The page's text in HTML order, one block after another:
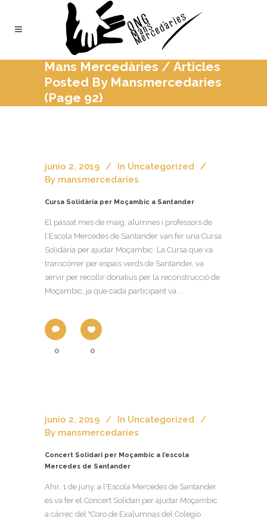
Mans Mercedàries / Articles
Posted By Mansmercedaries
(Page 92)
junio 2, 2019 In Uncategorized
By mansmercedaries
Cursa Solidària per Moçambic a Santander
El passat mes de maig, alumnes i professors de
l'Escola Mercedes de Santander van fer una Cursa
Solidària per ajudar Moçambic. La Cursa que va
transcórrer per espais verds de Santander, va
servir per recollir donatius per la reconstrucció de
Moçambic, ja que cada participant va...
0 0
junio 2, 2019 In Uncategorized
By mansmercedaries
Concert Solidari per Moçambic a l’escola
Mercedes de Santander
Ahir, 1 de juny, a l'Escola Mercedes de Santander
es va fer el Concert Solidari per ajudar Moçambic
a càrrec del "Coro de Exalumnas del Colegio